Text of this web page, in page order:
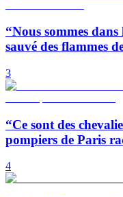
“Nous sommes
sauvé des flammes
3
“Ce sont des
pompiers de Paris
4